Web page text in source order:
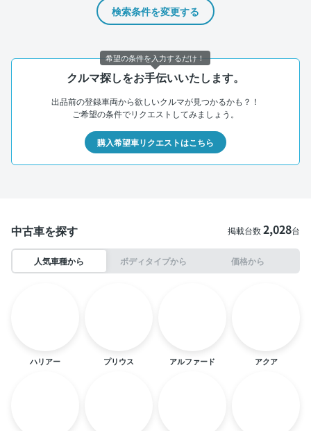
検索条件を変更する
クルマ探しをお手伝いいたします。
出品前の登録車両から欲しいクルマが見つかるかも？！
ご希望の条件でリクエストしてみましょう。
購入希望車リクエストはこちら
中古車を探す 掲載台数2,028台
人気車種から ボディタイプから 価格から
ハリアー プリウス アルファード アクア
希望の条件を入力するだけ！